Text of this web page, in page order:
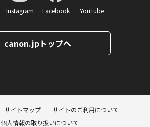
Instagram Facebook YouTube
canon.jpトップへ
サイトマップ
サイトのご利用について
個人情報の取り扱いについて